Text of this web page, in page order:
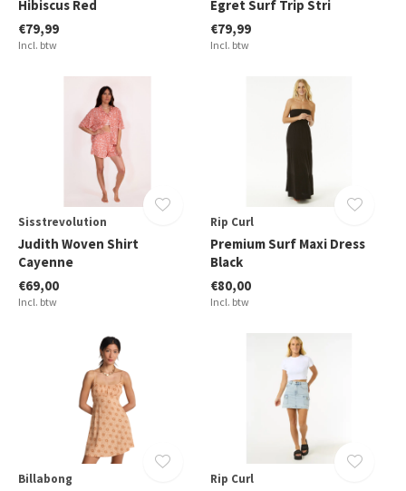
Hibiscus Red
€79,99
Incl. btw
Egret Surf Trip Stri
€79,99
Incl. btw
Sisstrevolution
Judith Woven Shirt
Cayenne
€69,00
Incl. btw
Rip Curl
Premium Surf Maxi Dress
Black
€80,00
Incl. btw
Billabong Rip Curl